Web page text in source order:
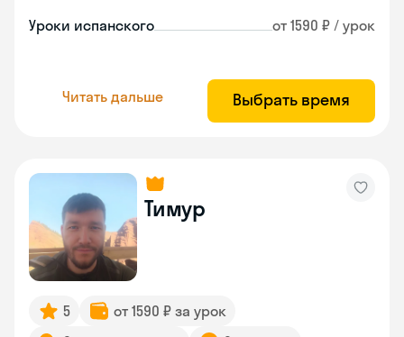
Уроки испанского от 1590 ₽ / урок
Читать дальше Выбрать время
Тимур
5
от 1590 ₽ за урок